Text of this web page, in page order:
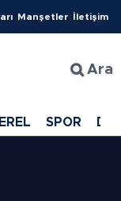
Manşetler İletişim
Ara
SPOR